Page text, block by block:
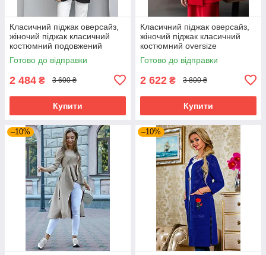
Класичний піджак оверсайз,
жіночий піджак класичний
костюмний подовжений
чорний 40–50 розміри
Готово до відправки
2 484 ₴ 3 600 ₴
Купити
Класичний піджак оверсайз,
жіночий піджак класичний
костюмний oversize
подовжений червоний 40–50
розміри
Готово до відправки
2 622 ₴ 3 800 ₴
Купити
–10% –10%